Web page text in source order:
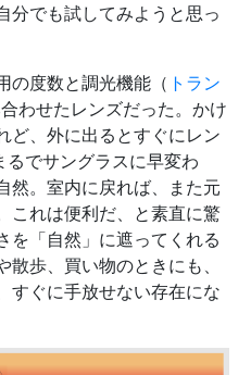
分でも試してみようと思っ
の度数と調光機能（ トラン
わせたレンズだった。かけ
ど、外に出るとすぐにレン
でサングラスに早変わ
然。室内に戻れば、また元
これは便利だ、と素直に驚
を「自然」に遮ってくれる
歩、買い物のときにも、
すぐに手放せない存在にな